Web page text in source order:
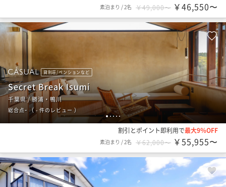
素泊まり /2名 ￥49,000〜 ￥46,550〜
12345
貸別荘/ペンションなど
Secret Break Isumi
千葉県 / 勝浦・鴨川
総合点- （- 件のレビュー ）
割引とポイント即利用で最大9％OFF
素泊まり /2名 ￥62,000〜 ￥55,955〜